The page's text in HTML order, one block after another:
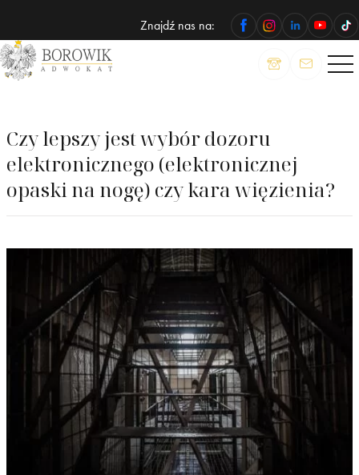
Znajdź nas na:
ADWOKAT
Wojciech
Czy lepszy jest wybór dozoru
elektronicznego (elektronicznej
opaski na nogę) czy kara więzienia?